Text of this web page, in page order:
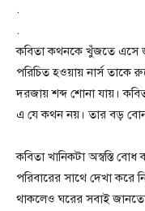
.
.
কবিতা কথনকে খুঁজতে এসে
পরিচিত হওয়ায় নার্স তাকে
দরজায় শব্দ শোনা যায়।
এ যে কথন নয়। তার বড় বোন
কবিতা খানিকটা অস্বস্তি
পরিবারের সাথে দেখা করে
থাকলেও ঘরের সবাই